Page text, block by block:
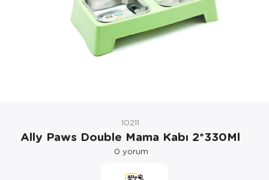
10211
Ally Paws Double Mama Kabı 2*330Ml
0 yorum